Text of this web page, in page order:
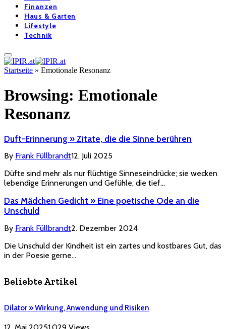
Finanzen
Haus & Garten
Lifestyle
Technik
Startseite » Emotionale Resonanz
Browsing: Emotionale
Resonanz
Duft-Erinnerung » Zitate, die die Sinne berühren
By Frank Füllbrandt12. Juli 2025
Düfte sind mehr als nur flüchtige Sinneseindrücke; sie wecken
lebendige Erinnerungen und Gefühle, die tief…
Das Mädchen Gedicht » Eine poetische Ode an die
Unschuld
By Frank Füllbrandt2. Dezember 2024
Die Unschuld der Kindheit ist ein zartes und kostbares Gut, das
in der Poesie gerne…
Beliebte Artikel
Dilator » Wirkung, Anwendung und Risiken